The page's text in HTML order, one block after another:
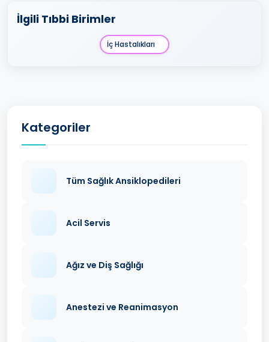
İlgili Tıbbi Birimler
İç Hastalıkları
Kategoriler
Tüm Sağlık Ansiklopedileri
Acil Servis
Ağız ve Diş Sağlığı
Anestezi ve Reanimasyon